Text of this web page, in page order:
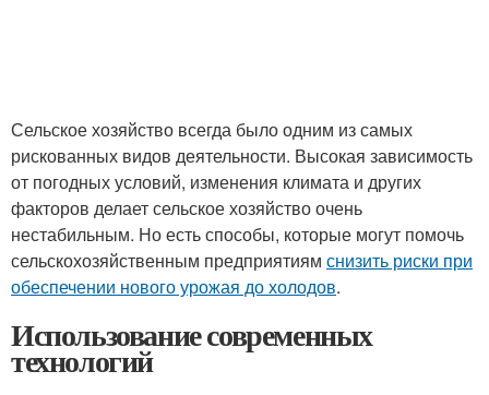
Сельское хозяйство всегда было одним из самых
рискованных видов деятельности. Высокая зависимость
от погодных условий, изменения климата и других
факторов делает сельское хозяйство очень
нестабильным. Но есть способы, которые могут помочь
сельскохозяйственным предприятиям снизить риски при
обеспечении нового урожая до холодов.
Использование современных
технологий